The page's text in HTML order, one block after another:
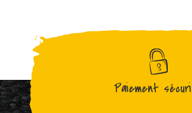
Paiement